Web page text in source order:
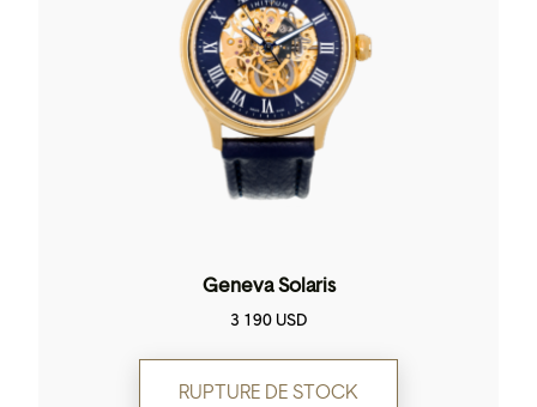
Geneva Solaris
3 190 USD
RUPTURE DE STOCK